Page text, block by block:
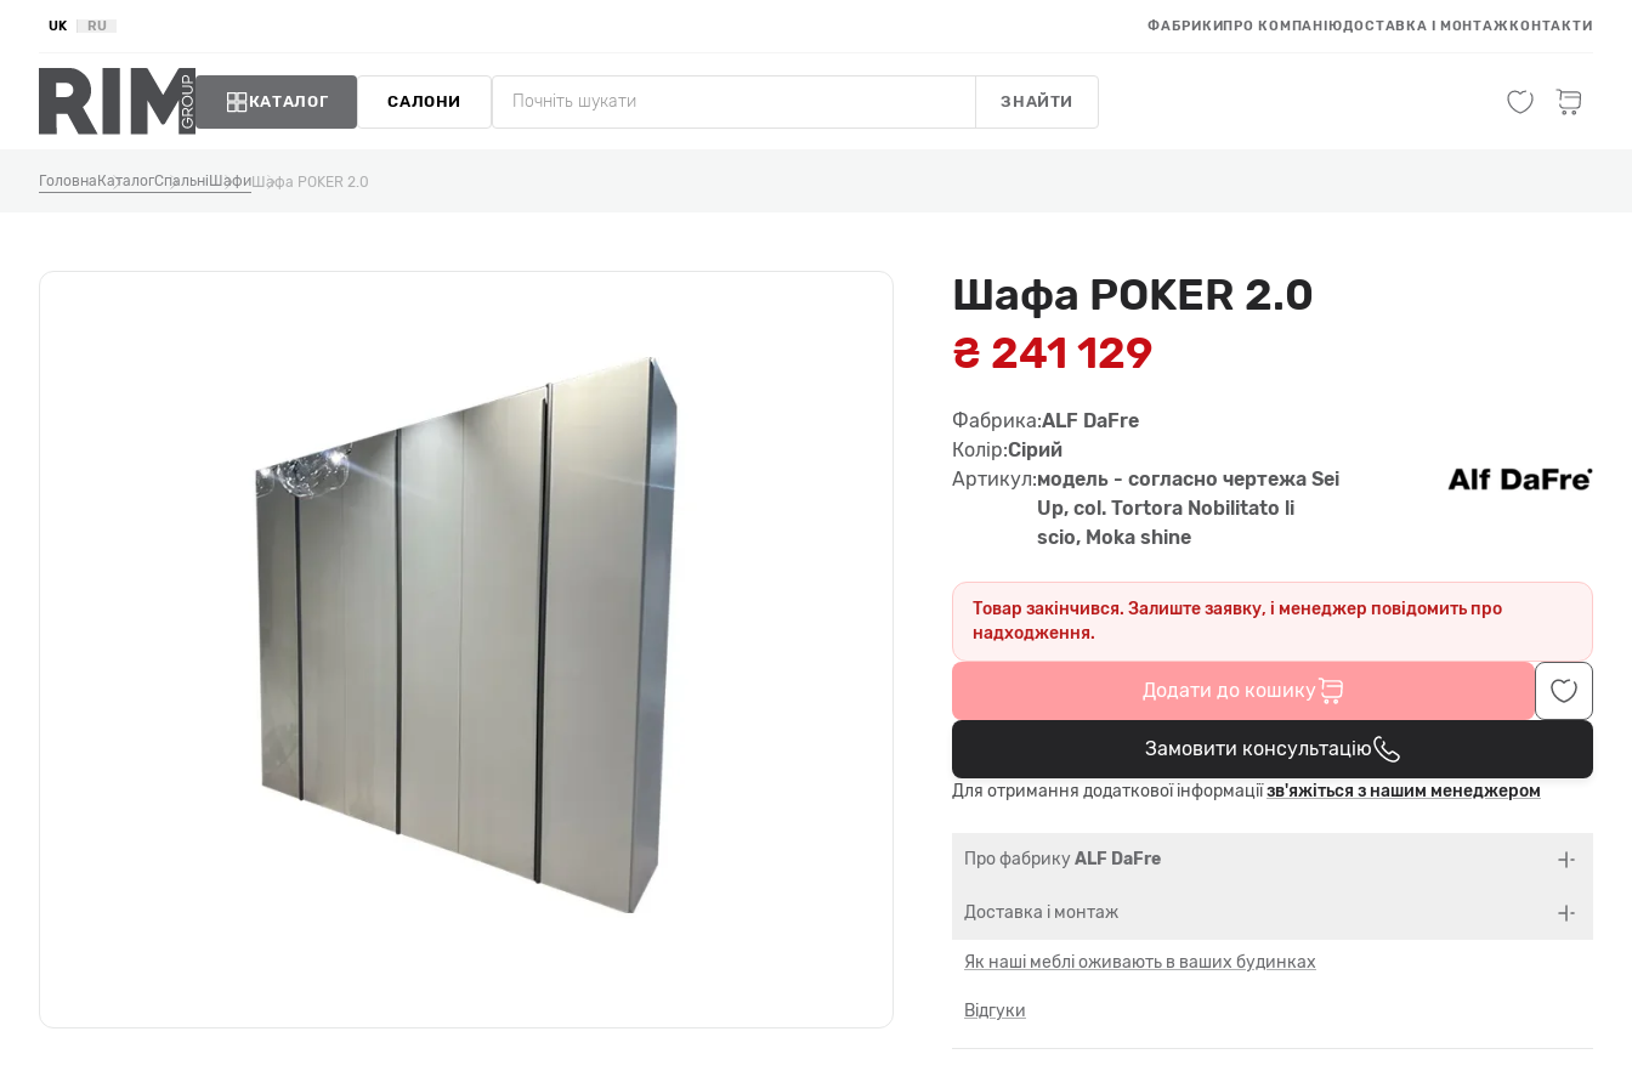
UK RU ФАБРИКИПРО КОМПАНІЮДОСТАВКА І МОНТАЖКОНТАКТИ
КАТАЛОГ САЛОНИ ЗНАЙТИ
Головна КаталогСпальні ШафиШафа POKER 2.0
Шафа POKER 2.0
₴ 241 129
Фабрика:ALF DaFre
Колір:Сірий
Артикул:модель - согласно чертежа Sei
Up, col. Tortora Nobilitato li
scio, Moka shine
Товар закінчився. Залиште заявку, і менеджер повідомить про
надходження.
Додати до кошику
В кошику
Замовити консультацію
Для отримання додаткової інформаціїзв'яжіться з нашим менеджером
Про фабрикуALF DaFre
Доставка і монтаж
Як наші меблі оживають в ваших будинках
Відгуки